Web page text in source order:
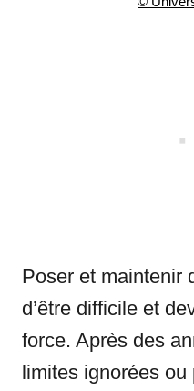
Poser et maintenir
d’être difficile et
force. Après des
limites ignorées